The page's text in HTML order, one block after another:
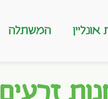
אונליין המשתלה